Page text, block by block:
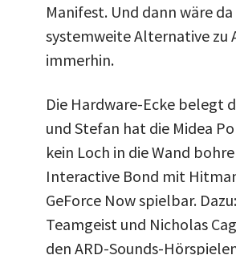
Manifest. Und dann wäre
systemweite Alternative zu
immerhin.
Die Hardware-Ecke belegt
und Stefan hat die Midea
kein Loch in die Wand
Interactive Bond mit
GeForce Now spielbar.
Teamgeist und Nicholas
den ARD-Sounds-